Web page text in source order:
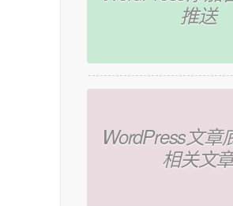
推送
WordPress文章
相关文